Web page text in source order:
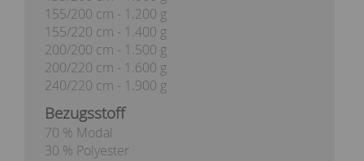
155/200 cm - 1.200 g
155/220 cm - 1.400 g
200/200 cm - 1.500 g
200/220 cm - 1.600 g
240/220 cm - 1.900 g
Bezugsstoff
70 % Modal
30 % Polyester